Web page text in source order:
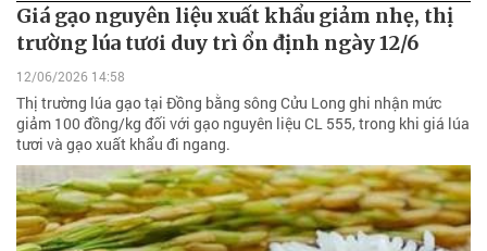
Giá gạo nguyên liệu xuất khẩu giảm nhẹ, thị
trường lúa tươi duy trì ổn định ngày 12/6
12/06/2026 14:58
Thị trường lúa gạo tại Đồng bằng sông Cửu Long ghi nhận mức
giảm 100 đồng/kg đối với gạo nguyên liệu CL 555, trong khi giá lúa
tươi và gạo xuất khẩu đi ngang.